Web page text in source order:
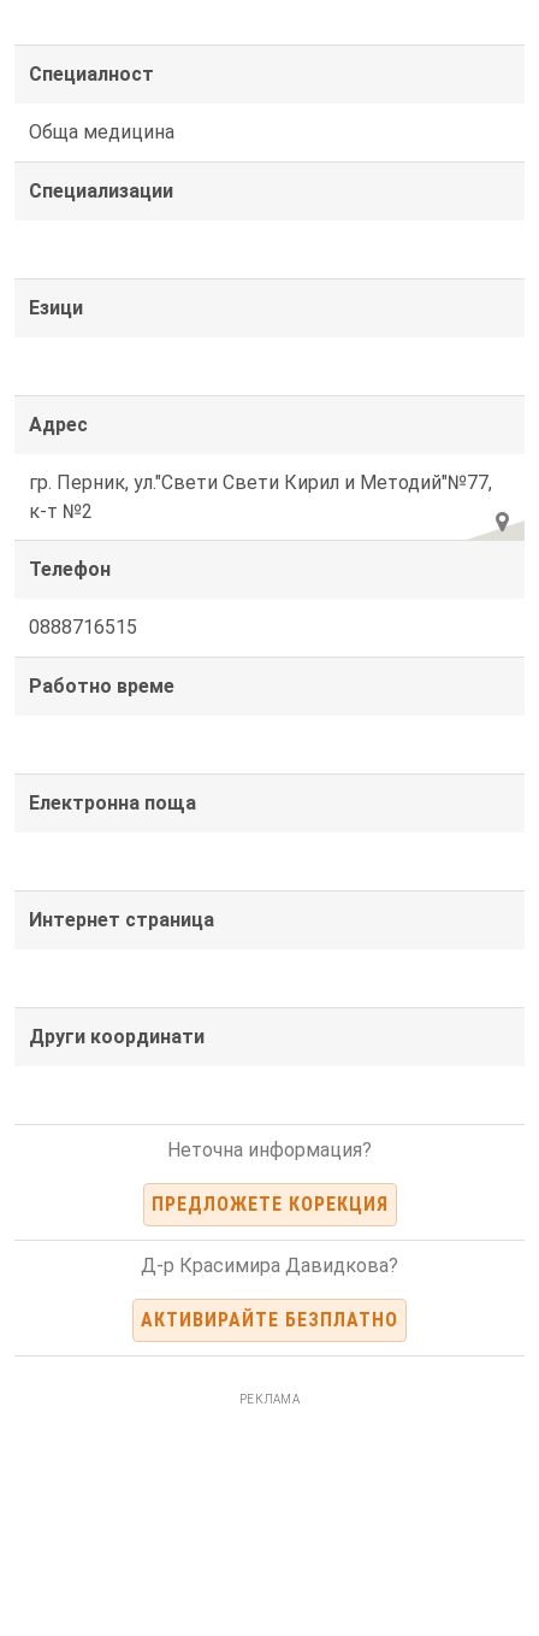
Специалност
Обща медицина
Специализации
Езици
Адрес
гр. Перник, ул."Свети Свети Кирил и Методий"№77,
к-т №2
Телефон
0888716515
Работно време
Електронна поща
Интернет страница
Други координати
Неточна информация?
ПРЕДЛОЖЕТЕ КОРЕКЦИЯ
Д-р Красимира Давидкова?
АКТИВИРАЙТЕ БЕЗПЛАТНО
РЕКЛАМА